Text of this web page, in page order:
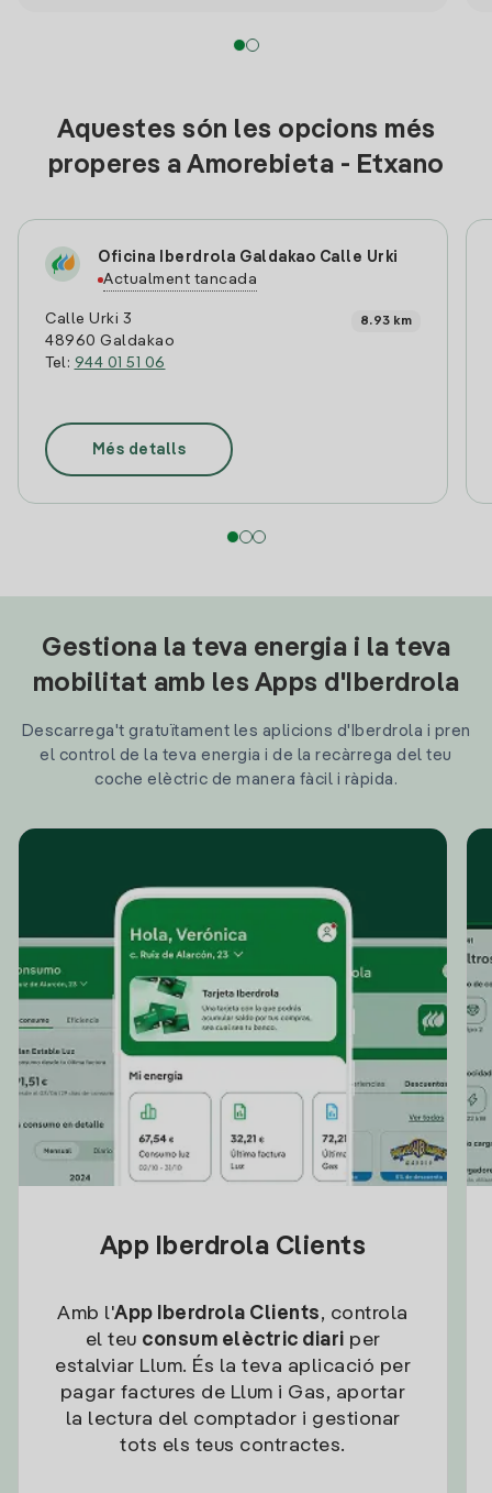
Aquestes són les opcions més
properes a Amorebieta - Etxano
Oficina Iberdrola Galdakao Calle Urki
Actualment tancada
Calle Urki 3
48960 Galdakao
Tel: 944 01 51 06
8.93 km
Més detalls
Gestiona la teva energia i la teva
mobilitat amb les Apps d'Iberdrola
Descarrega't gratuïtament les aplicions d'Iberdrola i pren
el control de la teva energia i de la recàrrega del teu
coche elèctric de manera fàcil i ràpida.
App Iberdrola Clients
Amb l'App Iberdrola Clients, controla
el teu consum elèctric diari per
estalviar Llum. És la teva aplicació per
pagar factures de Llum i Gas, aportar
la lectura del comptador i gestionar
tots els teus contractes.